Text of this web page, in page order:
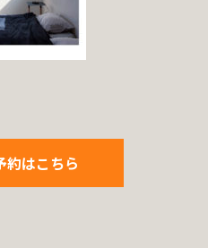
約はこちら